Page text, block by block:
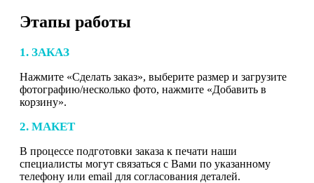
Этапы работы
1. ЗАКАЗ
Нажмите «Сделать заказ», выберите размер и загрузите
фотографию/несколько фото, нажмите «Добавить в
корзину».
2. МАКЕТ
В процессе подготовки заказа к печати наши
специалисты могут связаться с Вами по указанному
телефону или email для согласования деталей.